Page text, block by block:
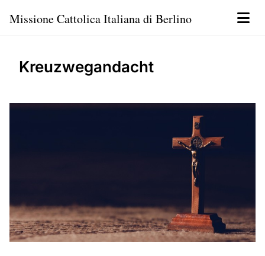
Missione Cattolica Italiana di Berlino
Kreuzwegandacht